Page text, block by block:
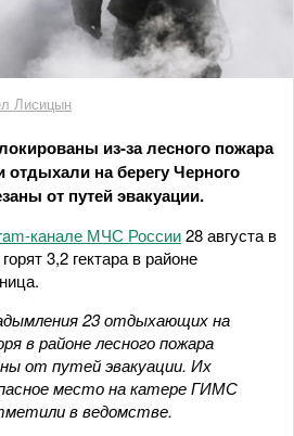
Лисицын
из-за лесного пожара
на берегу Черного
от путей эвакуации.
канале МЧС России28 августа в
3,2 гектара в районе
23 отдыхающих на
в районе лесного пожара
от путей эвакуации. Их
место на катере ГИМС
в ведомстве.